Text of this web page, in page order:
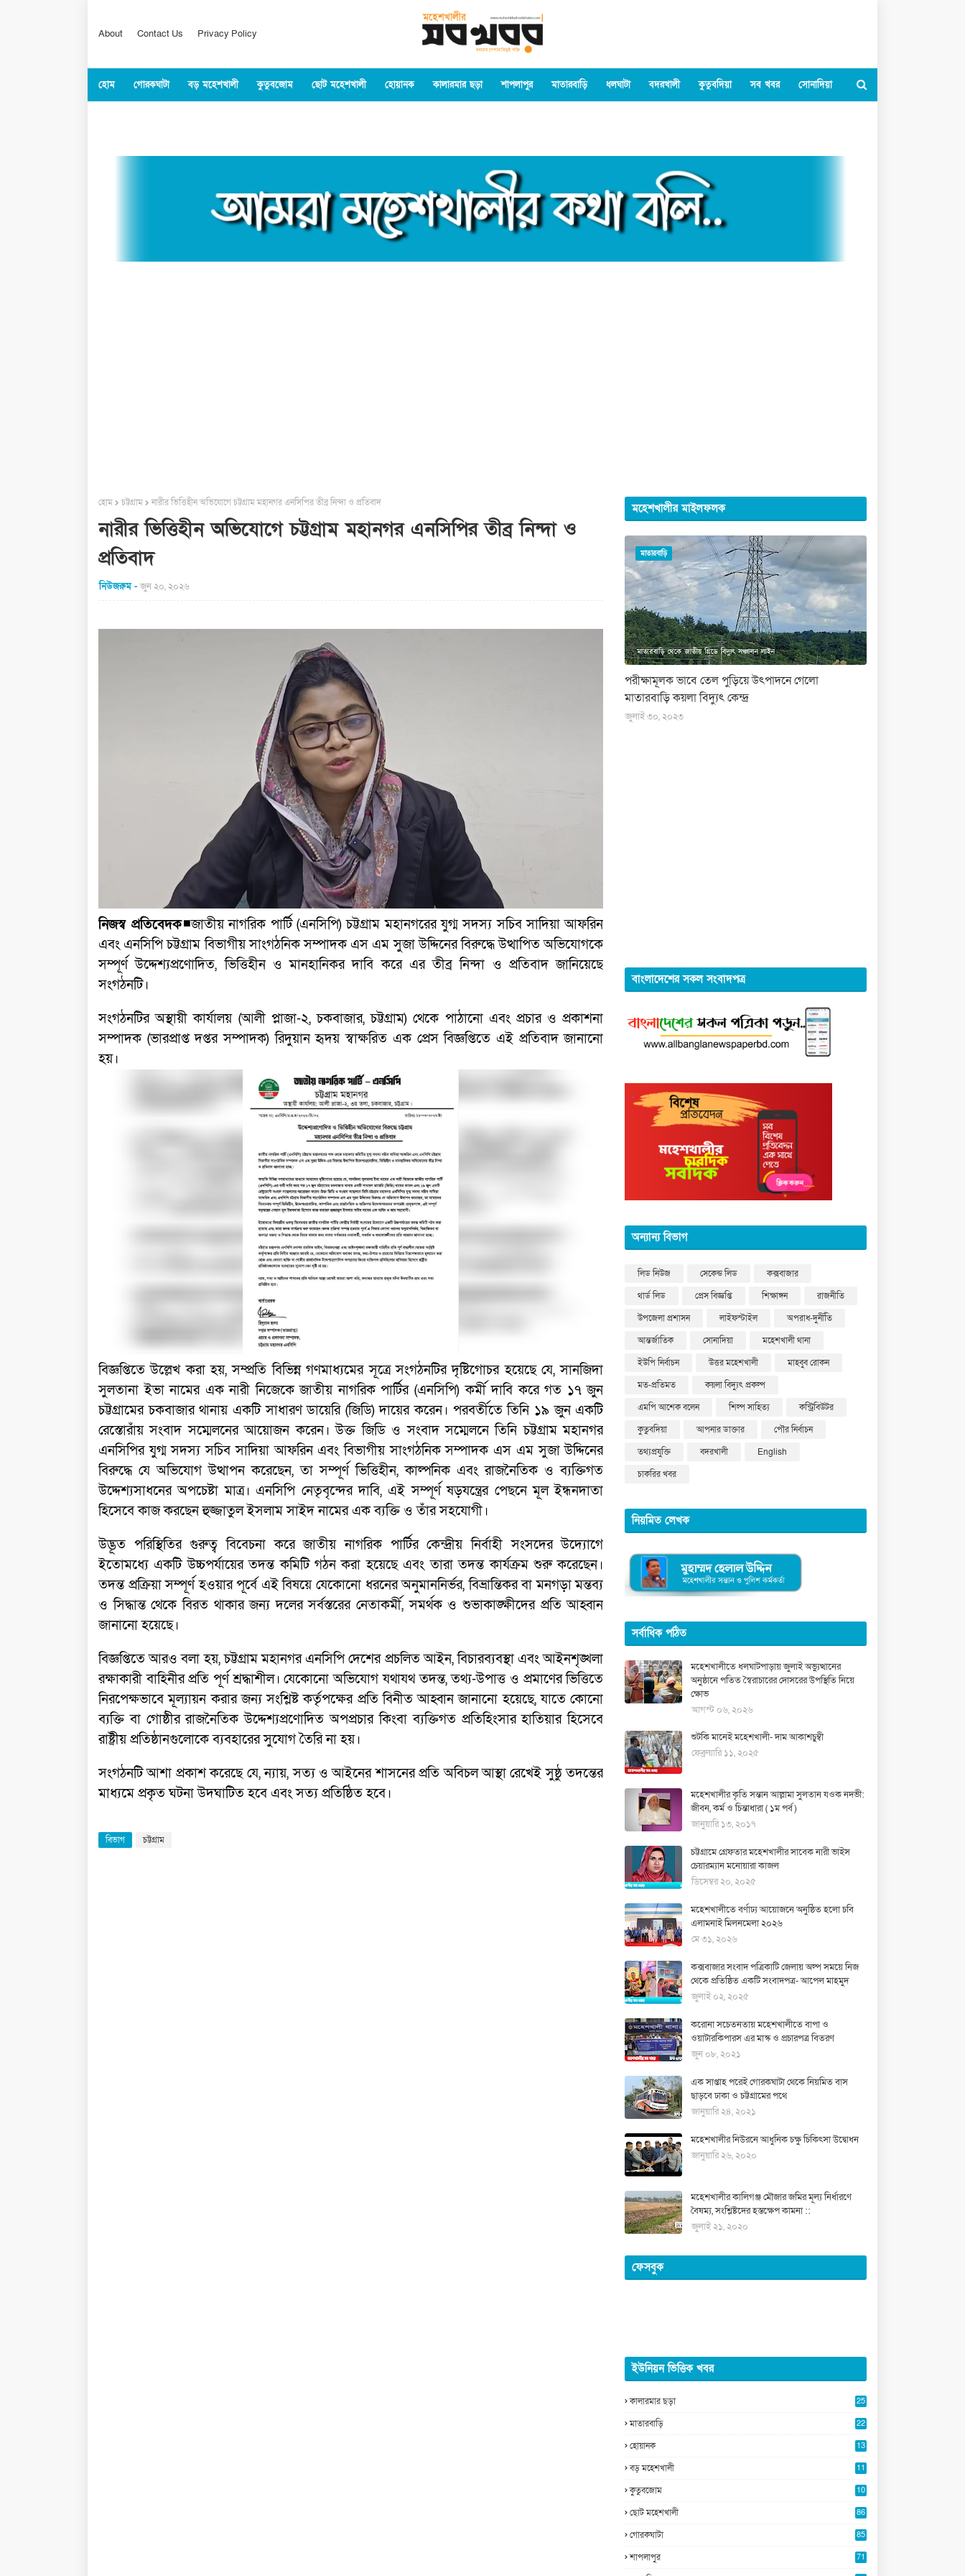
About Contact Us Privacy Policy
হোম গোরকঘাটা বড় মহেশখালী কুতুবজোম ছোট মহেশখালী হোয়ানক কালারমার ছড়া শাপলাপুর মাতারবাড়ি ধলঘাটা বদরখালী কুতুবদিয়া সব খবর সোনাদিয়া
হোম চট্টগ্রাম নারীর ভিত্তিহীন অভিযোগে চট্টগ্রাম মহানগর এনসিপির তীব্র নিন্দা ও প্রতিবাদ
নারীর ভিত্তিহীন অভিযোগে চট্টগ্রাম মহানগর এনসিপির তীব্র নিন্দা ও
প্রতিবাদ
নিউজরুম জুন ২০, ২০২৬
নিজস্ব প্রতিবেদক◾জাতীয় নাগরিক পার্টি (এনসিপি) চট্টগ্রাম মহানগরের যুগ্ম সদস্য সচিব সাদিয়া আফরিন
এবং এনসিপি চট্টগ্রাম বিভাগীয় সাংগঠনিক সম্পাদক এস এম সুজা উদ্দিনের বিরুদ্ধে উত্থাপিত অভিযোগকে
সম্পূর্ণ উদ্দেশ্যপ্রণোদিত, ভিত্তিহীন ও মানহানিকর দাবি করে এর তীব্র নিন্দা ও প্রতিবাদ জানিয়েছে
সংগঠনটি।
সংগঠনটির অস্থায়ী কার্যালয় (আলী প্লাজা-২, চকবাজার, চট্টগ্রাম) থেকে পাঠানো এবং প্রচার ও প্রকাশনা
সম্পাদক (ভারপ্রাপ্ত দপ্তর সম্পাদক) রিদুয়ান হৃদয় স্বাক্ষরিত এক প্রেস বিজ্ঞপ্তিতে এই প্রতিবাদ জানানো
হয়।
বিজ্ঞপ্তিতে উল্লেখ করা হয়, সম্প্রতি বিভিন্ন গণমাধ্যমের সূত্রে সংগঠনটির দৃষ্টিগোচর হয়েছে যে, সানজিদা
সুলতানা ইভা নামের এক নারী নিজেকে জাতীয় নাগরিক পার্টির (এনসিপি) কর্মী দাবি করে গত ১৭ জুন
চট্টগ্রামের চকবাজার থানায় একটি সাধারণ ডায়েরি (জিডি) দায়ের করেন। পরবর্তীতে তিনি ১৯ জুন একটি
রেস্তোরাঁয় সংবাদ সম্মেলনের আয়োজন করেন। উক্ত জিডি ও সংবাদ সম্মেলনে তিনি চট্টগ্রাম মহানগর
এনসিপির যুগ্ম সদস্য সচিব সাদিয়া আফরিন এবং বিভাগীয় সাংগঠনিক সম্পাদক এস এম সুজা উদ্দিনের
বিরুদ্ধে যে অভিযোগ উত্থাপন করেছেন, তা সম্পূর্ণ ভিত্তিহীন, কাল্পনিক এবং রাজনৈতিক ও ব্যক্তিগত
উদ্দেশ্যসাধনের অপচেষ্টা মাত্র। এনসিপি নেতৃবৃন্দের দাবি, এই সম্পূর্ণ ষড়যন্ত্রের পেছনে মূল ইন্ধনদাতা
হিসেবে কাজ করছেন হুজ্জাতুল ইসলাম সাইদ নামের এক ব্যক্তি ও তাঁর সহযোগী।
উদ্ভূত পরিস্থিতির গুরুত্ব বিবেচনা করে জাতীয় নাগরিক পার্টির কেন্দ্রীয় নির্বাহী সংসদের উদ্যোগে
ইতোমধ্যে একটি উচ্চপর্যায়ের তদন্ত কমিটি গঠন করা হয়েছে এবং তারা তদন্ত কার্যক্রম শুরু করেছেন।
তদন্ত প্রক্রিয়া সম্পূর্ণ হওয়ার পূর্বে এই বিষয়ে যেকোনো ধরনের অনুমাননির্ভর, বিভ্রান্তিকর বা মনগড়া মন্তব্য
ও সিদ্ধান্ত থেকে বিরত থাকার জন্য দলের সর্বস্তরের নেতাকর্মী, সমর্থক ও শুভাকাঙ্ক্ষীদের প্রতি আহ্বান
জানানো হয়েছে।
বিজ্ঞপ্তিতে আরও বলা হয়, চট্টগ্রাম মহানগর এনসিপি দেশের প্রচলিত আইন, বিচারব্যবস্থা এবং আইনশৃঙ্খলা
রক্ষাকারী বাহিনীর প্রতি পূর্ণ শ্রদ্ধাশীল। যেকোনো অভিযোগ যথাযথ তদন্ত, তথ্য-উপাত্ত ও প্রমাণের ভিত্তিতে
নিরপেক্ষভাবে মূল্যায়ন করার জন্য সংশ্লিষ্ট কর্তৃপক্ষের প্রতি বিনীত আহ্বান জানানো হয়েছে, যাতে কোনো
ব্যক্তি বা গোষ্ঠীর রাজনৈতিক উদ্দেশ্যপ্রণোদিত অপপ্রচার কিংবা ব্যক্তিগত প্রতিহিংসার হাতিয়ার হিসেবে
রাষ্ট্রীয় প্রতিষ্ঠানগুলোকে ব্যবহারের সুযোগ তৈরি না হয়।
সংগঠনটি আশা প্রকাশ করেছে যে, ন্যায়, সত্য ও আইনের শাসনের প্রতি অবিচল আস্থা রেখেই সুষ্ঠু তদন্তের
মাধ্যমে প্রকৃত ঘটনা উদঘাটিত হবে এবং সত্য প্রতিষ্ঠিত হবে।
বিভাগ চট্টগ্রাম
মহেশখালীর মাইলফলক
মাতারবাড়ি
পরীক্ষামূলক ভাবে তেল পুড়িয়ে উৎপাদনে গেলো
মাতারবাড়ি কয়লা বিদ্যুৎ কেন্দ্র
জুলাই ৩০, ২০২৩
বাংলাদেশের সকল সংবাদপত্র
অন্যান্য বিভাগ
লিড নিউজ সেকেন্ড লিড
কক্সবাজার
থার্ড লিড
প্রেস বিজ্ঞপ্তি শিক্ষাঙ্গন
রাজনীতি
উপজেলা প্রশাসন
লাইফস্টাইল
অপরাধ-দুর্নীতি
আন্তর্জাতিক
সোনাদিয়া
মহেশখালী থানা
ইউপি নির্বাচন
উত্তর মহেশখালী
মাহবুব রোকন
মত-প্রতিমত
কয়লা বিদ্যুৎ প্রকল্প
এমপি আশেক বলেন
শিল্প সাহিত্য
কন্ট্রিবিউটর
কুতুবদিয়া
আপনার ডাক্তার
পৌর নির্বাচন
তথ্যপ্রযুক্তি
বদরখালী
English
চাকরির খবর
নিয়মিত লেখক
সর্বাধিক পঠিত
মহেশখালীতে ধলঘাটপাড়ায় জুলাই অভ্যুত্থানের
অনুষ্ঠানে পতিত স্বৈরাচারের দোসরের উপস্থিতি নিয়ে
ক্ষোভ
আগস্ট ০৬, ২০২৬
শুটকি মানেই মহেশখালী- দাম আকাশচুম্বী
ফেব্রুয়ারি ১১, ২০২৫
মহেশখালীর কৃতি সন্তান আল্লামা সুলতান যওক নদভী:
জীবন, কর্ম ও চিন্তাধারা ( ১ম পর্ব )
জানুয়ারি ১৩, ২০১৭
চট্টগ্রামে গ্রেফতার মহেশখালীর সাবেক নারী ভাইস
চেয়ারম্যান মনোয়ারা কাজল
ডিসেম্বর ২০, ২০২৫
মহেশখালীতে বর্ণাঢ্য আয়োজনে অনুষ্ঠিত হলো চবি
এলামনাই মিলনমেলা ২০২৬
মে ৩১, ২০২৬
কক্সবাজার সংবাদ পত্রিকাটি জেলায় অল্প সময়ে নিজ
থেকে প্রতিষ্ঠিত একটি সংবাদপত্র- আপেল মাহমুদ
জুলাই ০২, ২০২৫
করোনা সচেতনতায় মহেশখালীতে বাপা ও
ওয়াটারকিপারস এর মাস্ক ও প্রচারপত্র বিতরণ
জুন ০৮, ২০২১
এক সাপ্তাহ পরেই গোরকঘাটা থেকে নিয়মিত বাস
ছাড়বে ঢাকা ও চট্টগ্রামের পথে
জানুয়ারি ২৪, ২০২১
মহেশখালীর নিউরনে আধুনিক চক্ষু চিকিৎসা উদ্বোধন
জানুয়ারি ২৬, ২০২০
মহেশখালীর কালিগঞ্জ মৌজার জমির মূল্য নির্ধারণে
বৈষম্য, সংশ্লিষ্টদের হস্তক্ষেপ কামনা ::
জুলাই ২১, ২০২০
ফেসবুক
ইউনিয়ন ভিত্তিক খবর
কালারমার ছড়া
25
মাতারবাড়ি
22
হোয়ানক
13
বড় মহেশখালী
11
কুতুবজোম
10
ছোট মহেশখালী 86
গোরকঘাটা 85
শাপলাপুর 71